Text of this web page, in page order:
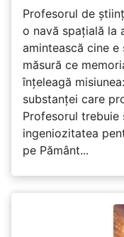
Profesorul de
o navă spațială la
amintească cine e
măsură ce
înțeleagă
substanței care
Profesorul trebuie
ingeniozitatea
pe Pământ...